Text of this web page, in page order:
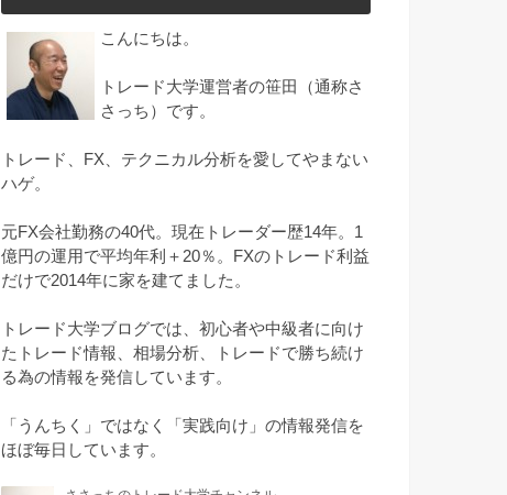
こんにちは。
トレード大学運営者の笹田（通称さ
さっち）です。
トレード、FX、テクニカル分析を愛してやまない
ハゲ。
元FX会社勤務の40代。現在トレーダー歴14年。1
億円の運用で平均年利＋20％。FXのトレード利益
だけで2014年に家を建てました。
トレード大学ブログでは、初心者や中級者に向け
たトレード情報、相場分析、トレードで勝ち続け
る為の情報を発信しています。
「うんちく」ではなく「実践向け」の情報発信を
ほぼ毎日しています。